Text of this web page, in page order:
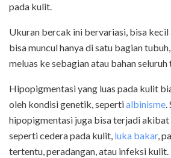
pada kulit.
Ukuran bercak ini bervariasi, bisa kecil
bisa muncul hanya di satu bagian
meluas ke sebagian atau bahan seluruh
Hipopigmentasi yang luas pada kulit
oleh kondisi genetik, sepertialbinisme.
hipopigmentasi juga bisa terjadi akibat
seperti cedera pada kulit, luka bakar,
tertentu, peradangan, atau infeksi kulit.